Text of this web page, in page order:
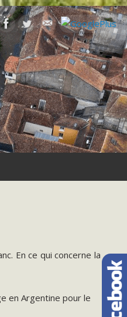
En ce qui concerne la
en Argentine pour le